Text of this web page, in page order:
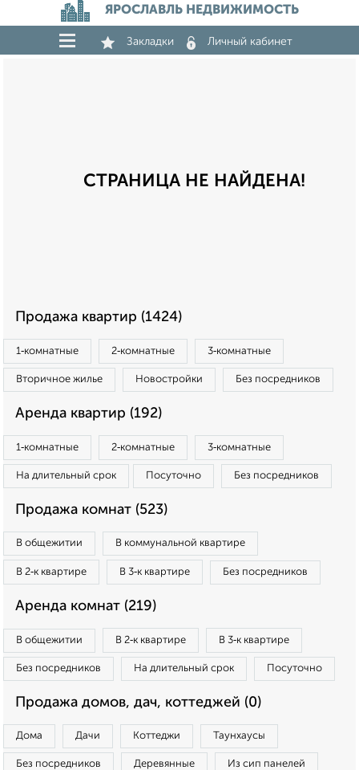
ЯРОСЛАВЛЬ НЕДВИЖИМОСТЬ
Закладки Личный кабинет
СТРАНИЦА НЕ НАЙДЕНА!
Продажа квартир (1424)
1‑комнатные 2‑комнатные 3‑комнатные
Вторичное жилье Новостройки Без посредников
Аренда квартир (192)
1‑комнатные 2‑комнатные 3‑комнатные
На длительный срок Посуточно Без посредников
Продажа комнат (523)
В общежитии В коммунальной квартире
В 2‑к квартире В 3‑к квартире Без посредников
Аренда комнат (219)
В общежитии В 2‑к квартире В 3‑к квартире
Без посредников На длительный срок Посуточно
Продажа домов, дач, коттеджей (0)
Дома Дачи Коттеджи Таунхаусы
Без посредников Деревянные Из сип панелей